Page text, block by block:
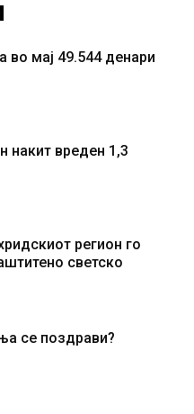
во мај 49.544 денари
накит вреден 1,3
регион го
светско
се поздрави?